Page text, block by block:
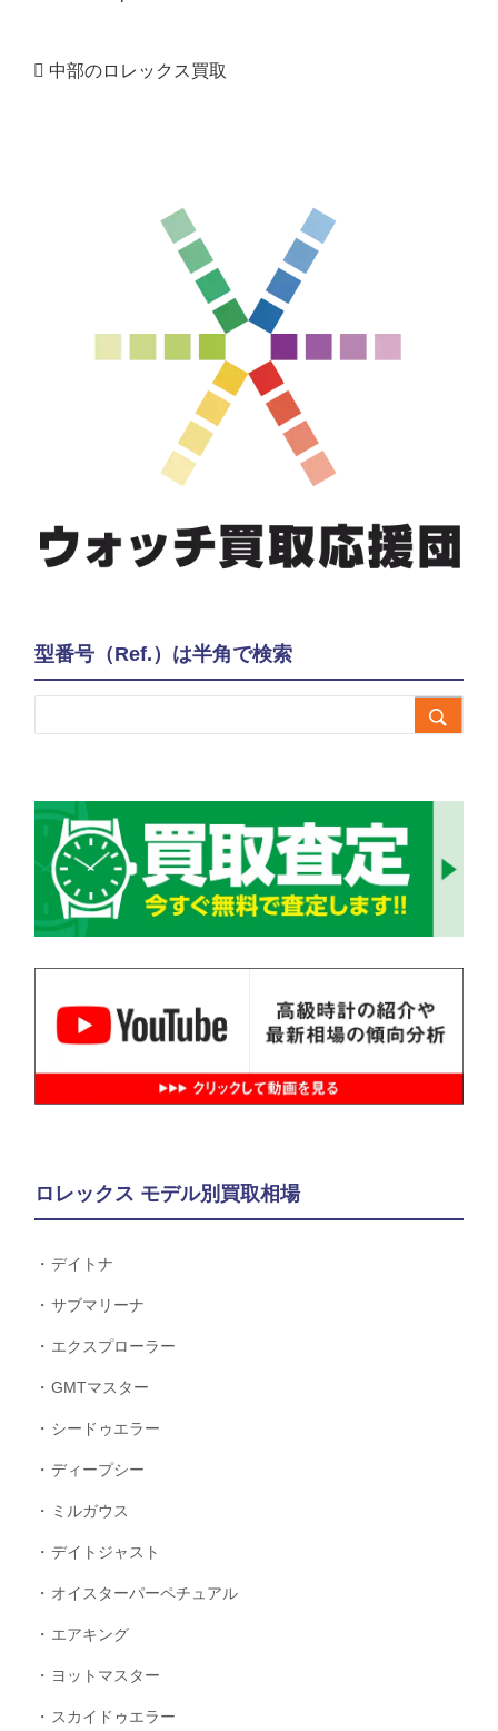
中部のロレックス買取
型番号（Ref.）は半角で検索

ロレックス モデル別買取相場
デイトナ
サブマリーナ
エクスプローラー
GMTマスター
シードゥエラー
ディープシー
ミルガウス
デイトジャスト
オイスターパーペチュアル
エアキング
ヨットマスター
スカイドゥエラー